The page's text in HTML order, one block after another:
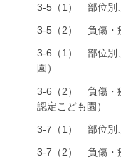
3-5（1） 部位別
3-5（2） 負傷・
3-6（1） 部位別
園）
3-6（2） 負傷・
認定こども園）
3-7（1） 部位別
3-7（2） 負傷・